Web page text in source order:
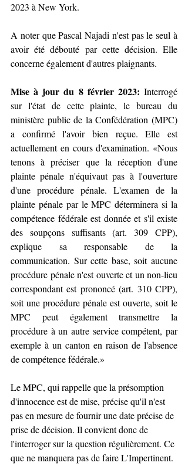
2023 à New York.
A noter que Pascal Najadi n'est pas le seul à
avoir été débouté par cette décision. Elle
concerne également d'autres plaignants.
Mise à jour du 8 février 2023: Interrogé
sur l'état de cette plainte, le bureau du
ministère public de la Confédération (MPC)
a confirmé l'avoir bien reçue. Elle est
actuellement en cours d'examination. «Nous
tenons à préciser que la réception d'une
plainte pénale n'équivaut pas à l'ouverture
d'une procédure pénale. L'examen de la
plainte pénale par le MPC déterminera si la
compétence fédérale est donnée et s'il existe
des soupçons suffisants (art. 309 CPP),
explique sa responsable de la
communication. Sur cette base, soit aucune
procédure pénale n'est ouverte et un non-lieu
correspondant est prononcé (art. 310 CPP),
soit une procédure pénale est ouverte, soit le
MPC peut également transmettre la
procédure à un autre service compétent, par
exemple à un canton en raison de l'absence
de compétence fédérale.»
Le MPC, qui rappelle que la présomption
d'innocence est de mise, précise qu'il n'est
pas en mesure de fournir une date précise de
prise de décision. Il convient donc de
l'interroger sur la question régulièrement. Ce
que ne manquera pas de faire L'Impertinent.